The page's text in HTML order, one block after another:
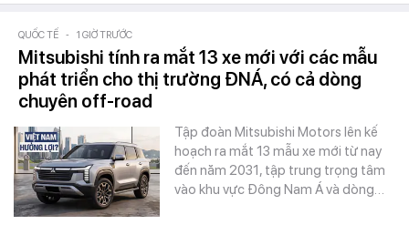
QUỐC TẾ - 1 GIỜ TRƯỚC
Mitsubishi tính ra mắt 13 xe mới với các mẫu
phát triển cho thị trường ĐNÁ, có cả dòng
chuyên off-road
Tập đoàn Mitsubishi Motors lên kế
hoạch ra mắt 13 mẫu xe mới từ nay
đến năm 2031, tập trung trọng tâm
vào khu vực Đông Nam Á và dòng…